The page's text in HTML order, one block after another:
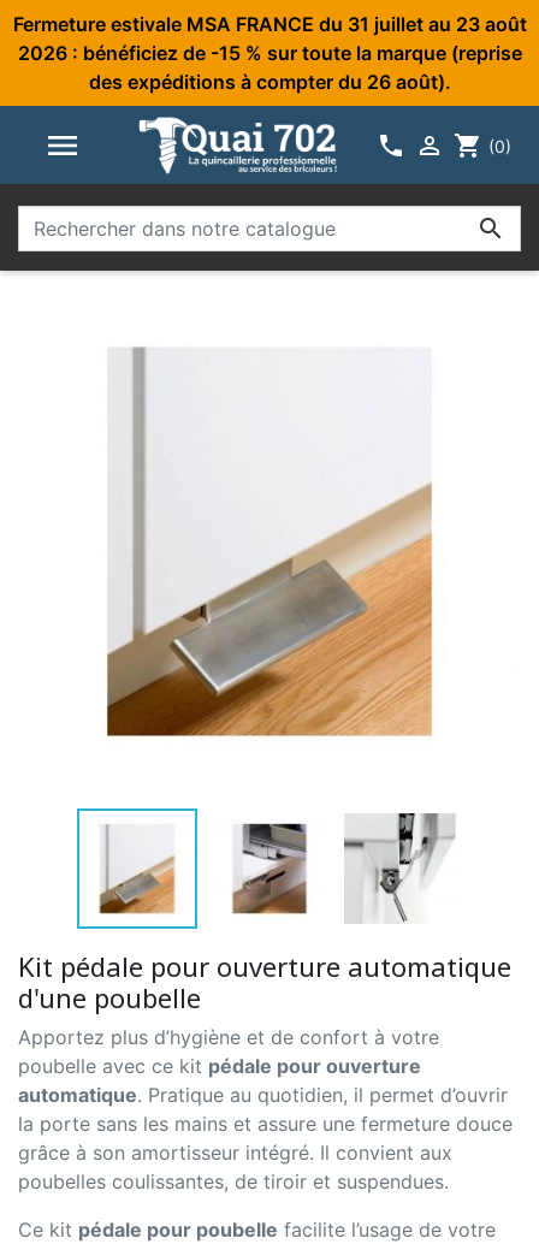
Fermeture estivale MSA FRANCE du 31 juillet au 23 août
2026 : bénéficiez de -15 % sur toute la marque (reprise
des expéditions à compter du 26 août).
   shopping_cart (0)

Kit pédale pour ouverture automatique
d'une poubelle
Apportez plus d’hygiène et de confort à votre
poubelle avec ce kit pédale pour ouverture
automatique. Pratique au quotidien, il permet d’ouvrir
la porte sans les mains et assure une fermeture douce
grâce à son amortisseur intégré. Il convient aux
poubelles coulissantes, de tiroir et suspendues.
Ce kit pédale pour poubelle facilite l’usage de votre